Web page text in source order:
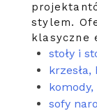
stylem.
klasyczne
stoły i
krzesła,
komody,
sofy